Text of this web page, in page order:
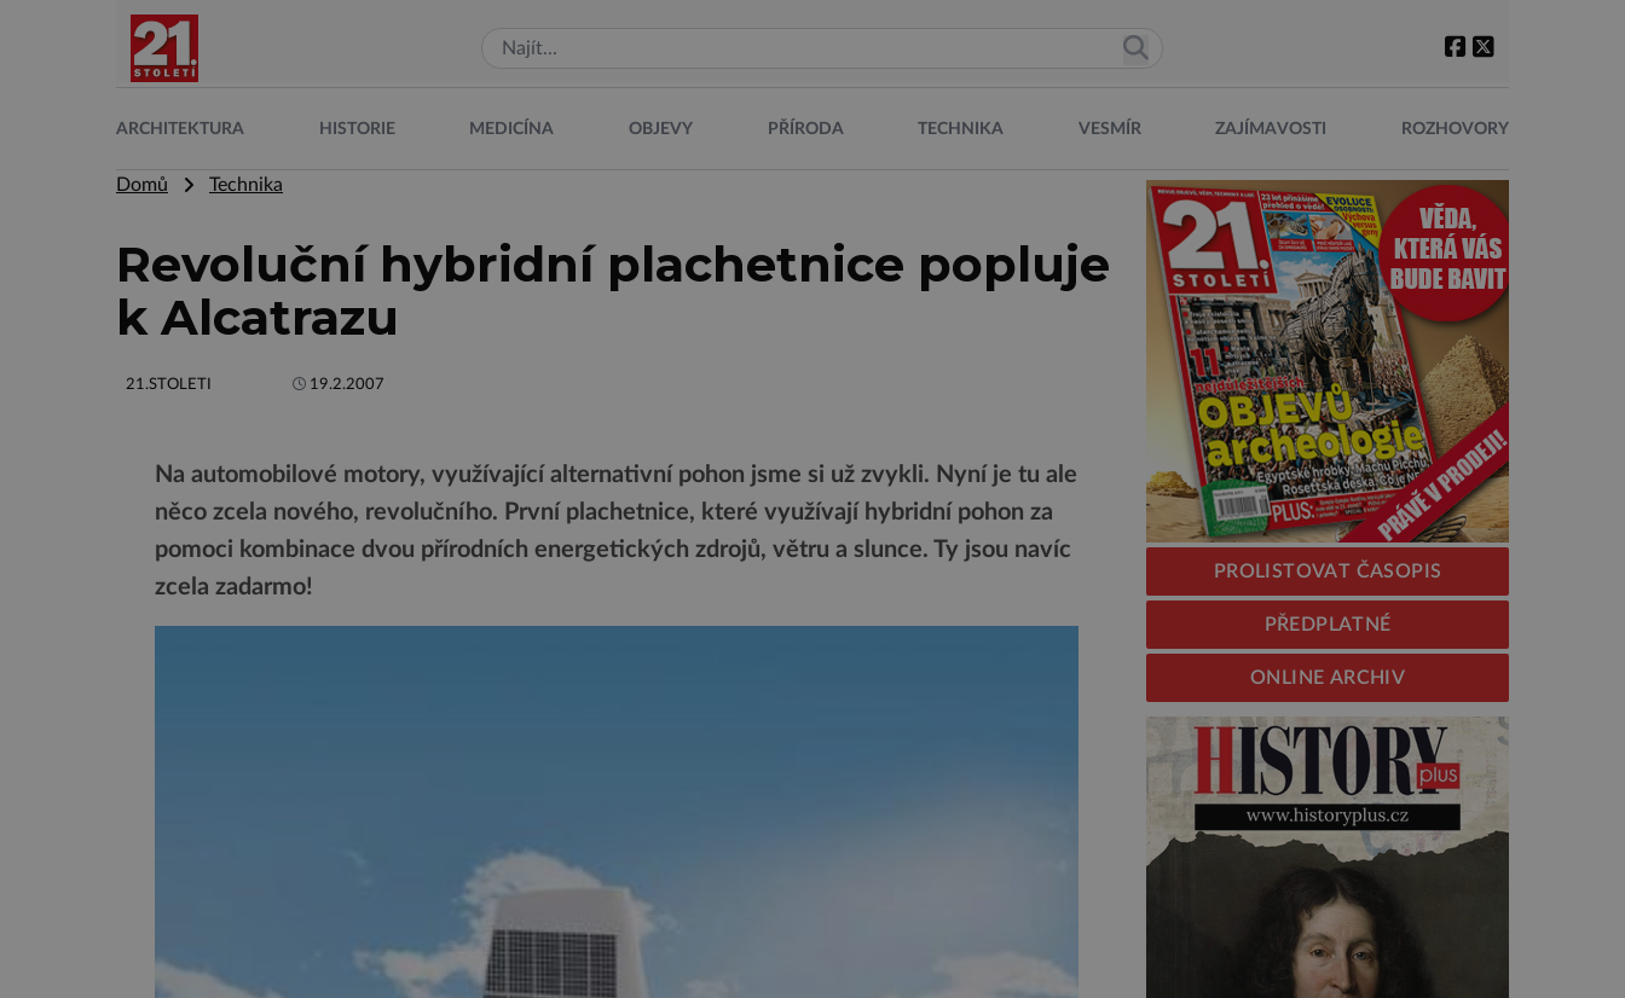
ARCHITEKTURA HISTORIE MEDICÍNA OBJEVY PŘÍRODA TECHNIKA VESMÍR ZAJÍMAVOSTI ROZHOVORY
Domů Technika
Revoluční hybridní plachetnice popluje
k Alcatrazu
21.STOLETI 19.2.2007
Na automobilové motory, využívající alternativní pohon jsme si už zvykli. Nyní je tu ale
něco zcela nového, revolučního. První plachetnice, které využívají hybridní pohon za
pomoci kombinace dvou přírodních energetických zdrojů, větru a slunce. Ty jsou navíc
zcela zadarmo!
PROLISTOVAT ČASOPIS
PŘEDPLATNÉ
ONLINE ARCHIV